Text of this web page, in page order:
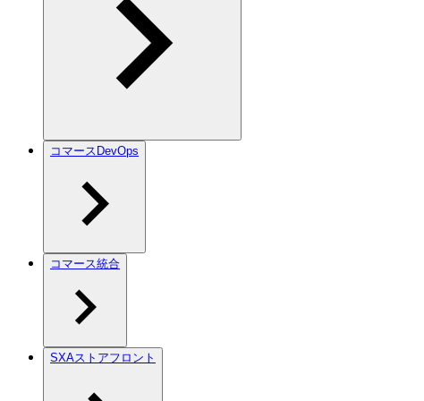
コマースDevOps
コマース統合
SXAストアフロント